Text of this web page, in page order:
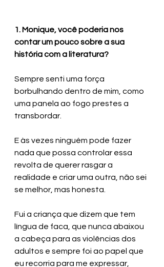
1. Monique, você poderia nos
contar um pouco sobre a sua
história com a literatura?
Sempre senti uma força
borbulhando dentro de mim, como
uma panela ao fogo prestes a
transbordar.
E às vezes ninguém pode fazer
nada que possa controlar essa
revolta de querer rasgar a
realidade e criar uma outra, não sei
se melhor, mas honesta.
Fui a criança que dizem que tem
língua de faca, que nunca abaixou
a cabeça para as violências dos
adultos e sempre foi ao papel que
eu recorria para me expressar,